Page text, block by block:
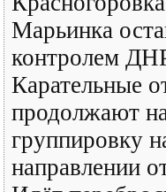
Марьинка
контролем
Карательные
продолжают
группировку
направлении